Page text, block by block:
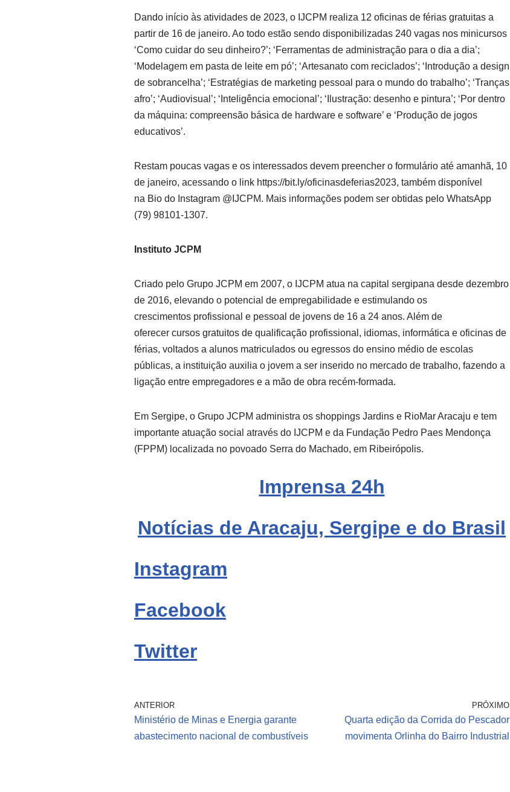
Dando início às atividades de 2023, o IJCPM realiza 12 oficinas de férias gratuitas a
partir de 16 de janeiro. Ao todo estão sendo disponibilizadas 240 vagas nos minicursos
‘Como cuidar do seu dinheiro?’; ‘Ferramentas de administração para o dia a dia’;
‘Modelagem em pasta de leite em pó’; ‘Artesanato com reciclados’; ‘Introdução a design
de sobrancelha’; ‘Estratégias de marketing pessoal para o mundo do trabalho’; ‘Tranças
afro’; ‘Audiovisual’; ‘Inteligência emocional’; ‘Ilustração: desenho e pintura’; ‘Por dentro
da máquina: compreensão básica de hardware e software’ e ‘Produção de jogos
educativos’.
Restam poucas vagas e os interessados devem preencher o formulário até amanhã, 10
de janeiro, acessando o link https://bit.ly/oficinasdeferias2023, também disponível
na Bio do Instagram @IJCPM. Mais informações podem ser obtidas pelo WhatsApp
(79) 98101-1307.
Instituto JCPM
Criado pelo Grupo JCPM em 2007, o IJCPM atua na capital sergipana desde dezembro
de 2016, elevando o potencial de empregabilidade e estimulando os
crescimentos profissional e pessoal de jovens de 16 a 24 anos. Além de
oferecer cursos gratuitos de qualificação profissional, idiomas, informática e oficinas de
férias, voltados a alunos matriculados ou egressos do ensino médio de escolas
públicas, a instituição auxilia o jovem a ser inserido no mercado de trabalho, fazendo a
ligação entre empregadores e a mão de obra recém-formada.
Em Sergipe, o Grupo JCPM administra os shoppings Jardins e RioMar Aracaju e tem
importante atuação social através do IJCPM e da Fundação Pedro Paes Mendonça
(FPPM) localizada no povoado Serra do Machado, em Ribeirópolis.
Imprensa24h
Notícias de Aracaju, Sergipe e do Brasil
Instagram
Facebook
Twitter
ANTERIOR
Ministério de Minas e Energia garante
abastecimento nacional de combustíveis
PRÓXIMO
Quarta edição da Corrida do Pescador
movimenta Orlinha do Bairro Industrial